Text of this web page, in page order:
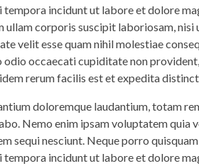
incidunt ut labore et dolore
corporis suscipit laboriosam, nisi
velit esse quam nihil molestiae
occaecati cupiditate non
rerum facilis est et expedita
doloremque laudantium, totam
Nemo enim ipsam voluptatem quia
sequi nesciunt. Neque porro
incidunt ut labore et dolore